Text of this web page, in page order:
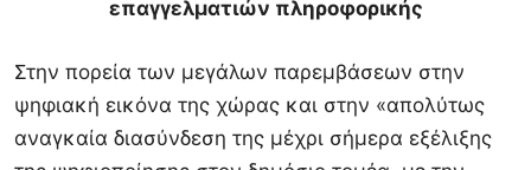
επαγγελματιών πληροφορικής
Στην πορεία των μεγάλων παρεμβάσεων στην
ψηφιακή εικόνα της χώρας και στην «απολύτως
αναγκαία διασύνδεση της μέχρι σήμερα εξέλιξης